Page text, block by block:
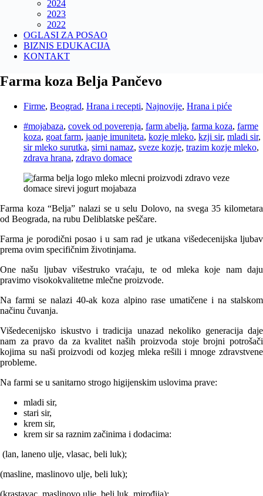
2024
2023
2022
OGLASI ZA POSAO
BIZNIS EDUKACIJA
KONTAKT
Farma koza Belja Pančevo
Firme, Beograd, Hrana i recepti, Najnovije, Hrana i piće
#mojabaza, covek od poverenja, farm abelja, farma koza, farme
koza, goat farm, jaanje imuniteta, kozje mleko, kzji sir, mladi sir,
sir mleko surutka, sirni namaz, sveze kozje, trazim kozje mleko,
zdrava hrana, zdravo domace
Farma koza “Belja” nalazi se u selu Dolovo, na svega 35 kilometara
od Beograda, na rubu Deliblatske peščare.
Farma je porodični posao i u sam rad je utkana višedecenijska ljubav
prema ovim specifičnim životinjama.
One našu ljubav višestruko vraćaju, te od mleka koje nam daju
pravimo visokokvalitetne mlečne proizvode.
Na farmi se nalazi 40-ak koza alpino rase umatičene i na stalskom
načinu čuvanja.
Višedecenijsko iskustvo i tradicija unazad nekoliko generacija daje
nam za pravo da za kvalitet naših proizvoda stoje brojni potrošači
kojima su naši proizvodi od kozjeg mleka rešili i mnoge zdravstvene
probleme.
Na farmi se u sanitarno strogo higijenskim uslovima prave:
mladi sir,
stari sir,
krem sir,
krem sir sa raznim začinima i dodacima:
(lan, laneno ulje, vlasac, beli luk);
(masline, maslinovo ulje, beli luk);
(krastavac, maslinovo ulje, beli luk, mirođija);